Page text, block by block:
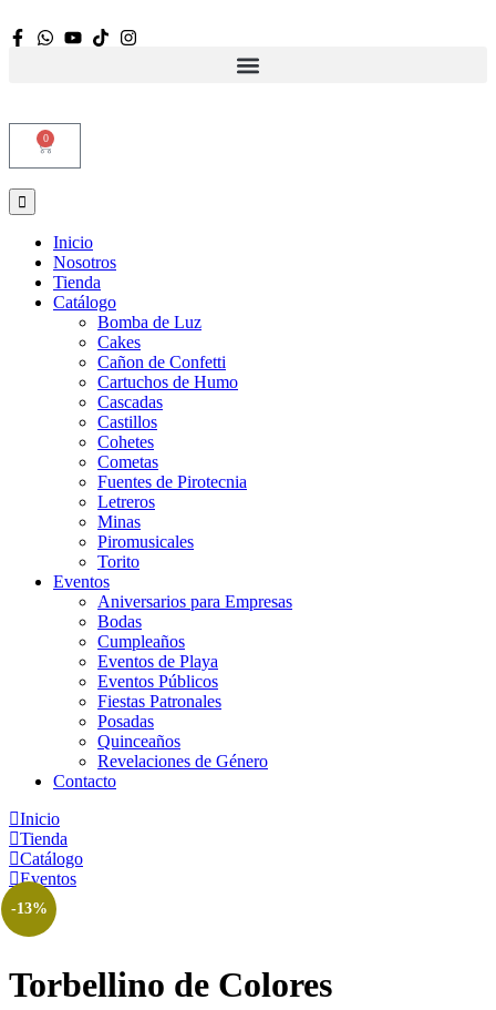
0
Inicio
Nosotros
Tienda
Catálogo
Bomba de Luz
Cakes
Cañon de Confetti
Cartuchos de Humo
Cascadas
Castillos
Cohetes
Cometas
Fuentes de Pirotecnia
Letreros
Minas
Piromusicales
Torito
Eventos
Aniversarios para Empresas
Bodas
Cumpleaños
Eventos de Playa
Eventos Públicos
Fiestas Patronales
Posadas
Quinceaños
Revelaciones de Género
Contacto
Inicio
Tienda
Catálogo
Eventos
-13%
Torbellino de Colores